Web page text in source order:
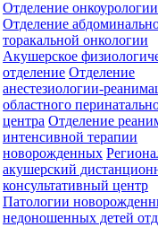
Отделение онкоурологии
Отделение
торакальной онкологии
Акушерское
отделение Отделение
анестезиологии-
областного
центра Отделение
интенсивной терапии
новорожденных
акушерский
консультативный центр
Патологии
недоношенных детей